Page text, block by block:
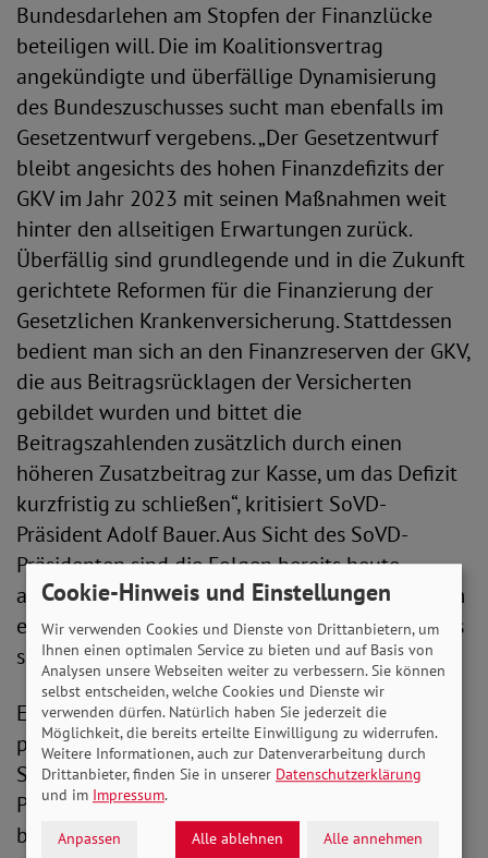
Bundesdarlehen am Stopfen der Finanzlücke
beteiligen will. Die im Koalitionsvertrag
angekündigte und überfällige Dynamisierung
des Bundeszuschusses sucht man ebenfalls im
Gesetzentwurf vergebens. „Der Gesetzentwurf
bleibt angesichts des hohen Finanzdefizits der
GKV im Jahr 2023 mit seinen Maßnahmen weit
hinter den allseitigen Erwartungen zurück.
Überfällig sind grundlegende und in die Zukunft
gerichtete Reformen für die Finanzierung der
Gesetzlichen Krankenversicherung. Stattdessen
bedient man sich an den Finanzreserven der GKV,
die aus Beitragsrücklagen der Versicherten
gebildet wurden und bittet die
Beitragszahlenden zusätzlich durch einen
höheren Zusatzbeitrag zur Kasse, um das Defizit
kurzfristig zu schließen“, kritisiert SoVD-
Präsident Adolf Bauer. Aus Sicht des SoVD-
Präsidenten sind die Folgen bereits heute
absehbar. „Das Problem wird lediglich erneut um
ein Jahr verschoben. Der Bund zieht sich hier aus
seiner Verantwortung und das kann nicht sein.“
Eine solidarische Beteiligung der
pharmazeutischen Unternehmen an der
Schließung des GKV-Defizits hält der SoVD-
Präsident grundsätzlich für angemessen. Bauer
betont jedoch, dass anstelle von kurzfristigen
Cookie-Hinweis und Einstellungen
Wir verwenden Cookies und Dienste von Drittanbietern, um
Ihnen einen optimalen Service zu bieten und auf Basis von
Analysen unsere Webseiten weiter zu verbessern. Sie können
selbst entscheiden, welche Cookies und Dienste wir
verwenden dürfen. Natürlich haben Sie jederzeit die
Möglichkeit, die bereits erteilte Einwilligung zu widerrufen.
Weitere Informationen, auch zur Datenverarbeitung durch
Drittanbieter, finden Sie in unserer Datenschutzerklärung
und im Impressum.
Anpassen Alle ablehnen Alle annehmen